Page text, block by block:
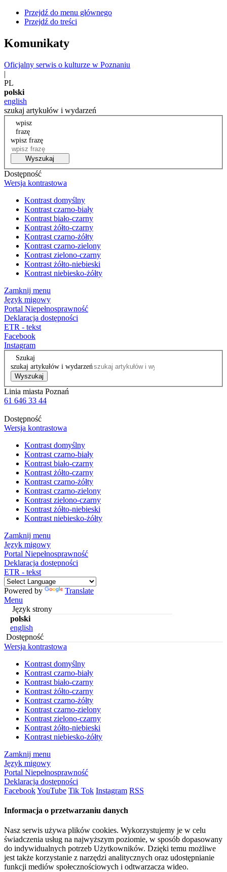
Przejdź do menu głównego
Przejdź do treści
Komunikaty
Oficjalny serwis o kulturze w Poznaniu
|
PL
polski
english
szukaj artykułów i wydarzeń
wpisz
frazę
wpisz frazę
Wyszukaj
Dostępność
Wersja kontrastowa
Kontrast domyślny
Kontrast czarno-biały
Kontrast biało-czarny
Kontrast żółto-czarny
Kontrast czarno-żółty
Kontrast czarno-zielony
Kontrast zielono-czarny
Kontrast żółto-niebieski
Kontrast niebiesko-żółty
Zamknij menu
Język migowy
Portal Niepełnosprawność
Deklaracja dostępności
ETR - tekst
Facebook
Instagram
Szukaj
szukaj artykułów i wydarzeń
Wyszukaj
Linia miasta Poznań
61 646 33 44
Dostępność
Wersja kontrastowa
Kontrast domyślny
Kontrast czarno-biały
Kontrast biało-czarny
Kontrast żółto-czarny
Kontrast czarno-żółty
Kontrast czarno-zielony
Kontrast zielono-czarny
Kontrast żółto-niebieski
Kontrast niebiesko-żółty
Zamknij menu
Język migowy
Portal Niepełnosprawność
Deklaracja dostępności
ETR - tekst
Powered by
Translate
Menu
Język strony
polski
english
Dostępność
Wersja kontrastowa
Kontrast domyślny
Kontrast czarno-biały
Kontrast biało-czarny
Kontrast żółto-czarny
Kontrast czarno-żółty
Kontrast czarno-zielony
Kontrast zielono-czarny
Kontrast żółto-niebieski
Kontrast niebiesko-żółty
Zamknij menu
Język migowy
Portal Niepełnosprawność
Deklaracja dostępności
FacebookYouTube Tik Tok Instagram RSS
Informacja o przetwarzaniu danych
Nasz serwis używa plików cookies. Wykorzystujemy je w celu
świadczenia usług na najwyższym poziomie, w sposób dopasowany
do indywidualnych potrzeb Użytkowników. Dzięki temu możliwe
jest także korzystanie z narzędzi analitycznych oraz udostępnianie
funkcji mediów społecznościowych i odtwarzacza wideo.